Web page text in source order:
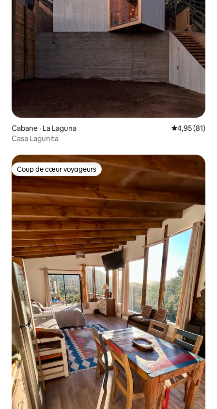
Cabane · La Laguna Note
4,95 (81)
Casa Lagunita
Coup de cœur voyageurs
Coup de cœur voyageurs